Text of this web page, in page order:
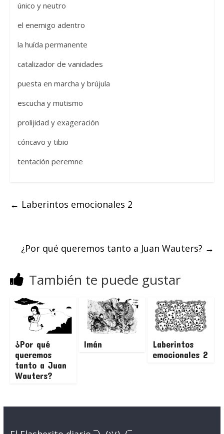
único y neutro
el enemigo adentro
la huída permanente
catalizador de vanidades
puesta en marcha y brújula
escucha y mutismo
prolijidad y exageración
cóncavo y tibio
tentación peremne
← Laberintos emocionales 2
¿Por qué queremos tanto a Juan Wauters? →
También te puede gustar
¿Por qué
queremos
tanto a Juan
Wauters?
Imán
Laberintos
emocionales 2